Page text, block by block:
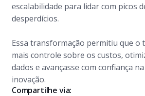
Compartilhe via:
escalabilidade para lidar com picos
desperdícios.
Essa transformação permitiu que o
mais controle sobre os custos,
dados e avançasse com confiança
inovação.